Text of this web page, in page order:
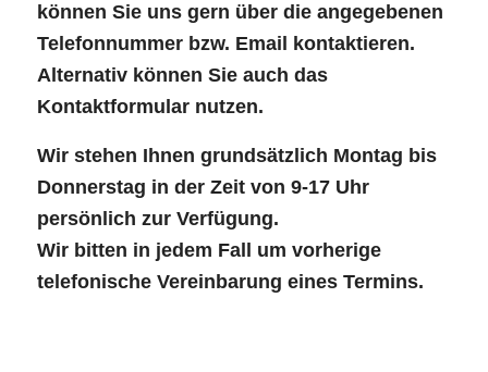
können Sie uns gern über die angegebenen
Telefonnummer bzw. Email kontaktieren.
Alternativ können Sie auch das
Kontaktformular nutzen.
Wir stehen Ihnen grundsätzlich Montag bis
Donnerstag in der Zeit von 9-17 Uhr
persönlich zur Verfügung.
Wir bitten in jedem Fall um vorherige
telefonische Vereinbarung eines Termins.